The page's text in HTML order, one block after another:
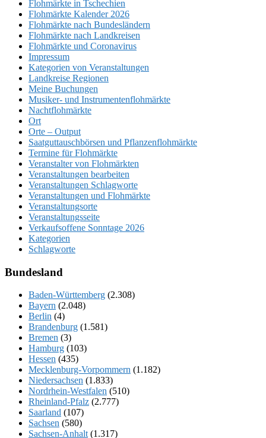
Flohmärkte in Tschechien
Flohmärkte Kalender 2026
Flohmärkte nach Bundesländern
Flohmärkte nach Landkreisen
Flohmärkte und Coronavirus
Impressum
Kategorien von Veranstaltungen
Landkreise Regionen
Meine Buchungen
Musiker- und Instrumentenflohmärkte
Nachtflohmärkte
Ort
Orte – Output
Saatguttauschbörsen und Pflanzenflohmärkte
Termine für Flohmärkte
Veranstalter von Flohmärkten
Veranstaltungen bearbeiten
Veranstaltungen Schlagworte
Veranstaltungen und Flohmärkte
Veranstaltungsorte
Veranstaltungsseite
Verkaufsoffene Sonntage 2026
Kategorien
Schlagworte
Bundesland
Baden-Württemberg (2.308)
Bayern (2.048)
Berlin (4)
Brandenburg (1.581)
Bremen (3)
Hamburg (103)
Hessen (435)
Mecklenburg-Vorpommern (1.182)
Niedersachsen (1.833)
Nordrhein-Westfalen (510)
Rheinland-Pfalz (2.777)
Saarland (107)
Sachsen (580)
Sachsen-Anhalt (1.317)